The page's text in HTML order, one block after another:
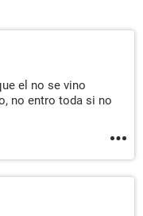
el no se vino
no entro toda si no